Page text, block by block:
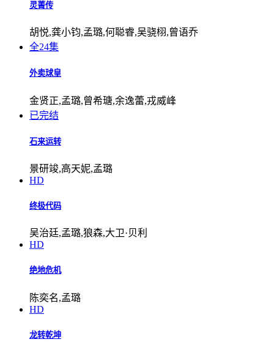
灵菁传
胡悦,龚小钧,孟璐,何聪睿,吴骁栩,曾语乔
全24集
外卖球皇
金贤正,孟璐,曾希瑭,余逸蕾,戎威峰
已完结
石来运转
景研竣,高天妮,孟璐
HD
终极代码
吴治廷,孟璐,狼森,大卫·贝利
HD
绝地危机
陈奕名,孟璐
HD
龙转乾坤